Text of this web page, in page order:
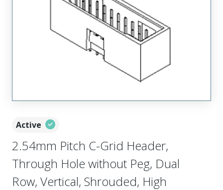
Active
2.54mm Pitch C-Grid Header,
Through Hole without Peg, Dual
Row, Vertical, Shrouded, High